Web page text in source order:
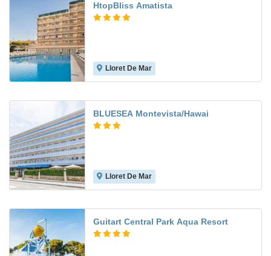
HtopBliss Amatista
Lloret De Mar
BLUESEA Montevista/Hawai
Lloret De Mar
Guitart Central Park Aqua Resort